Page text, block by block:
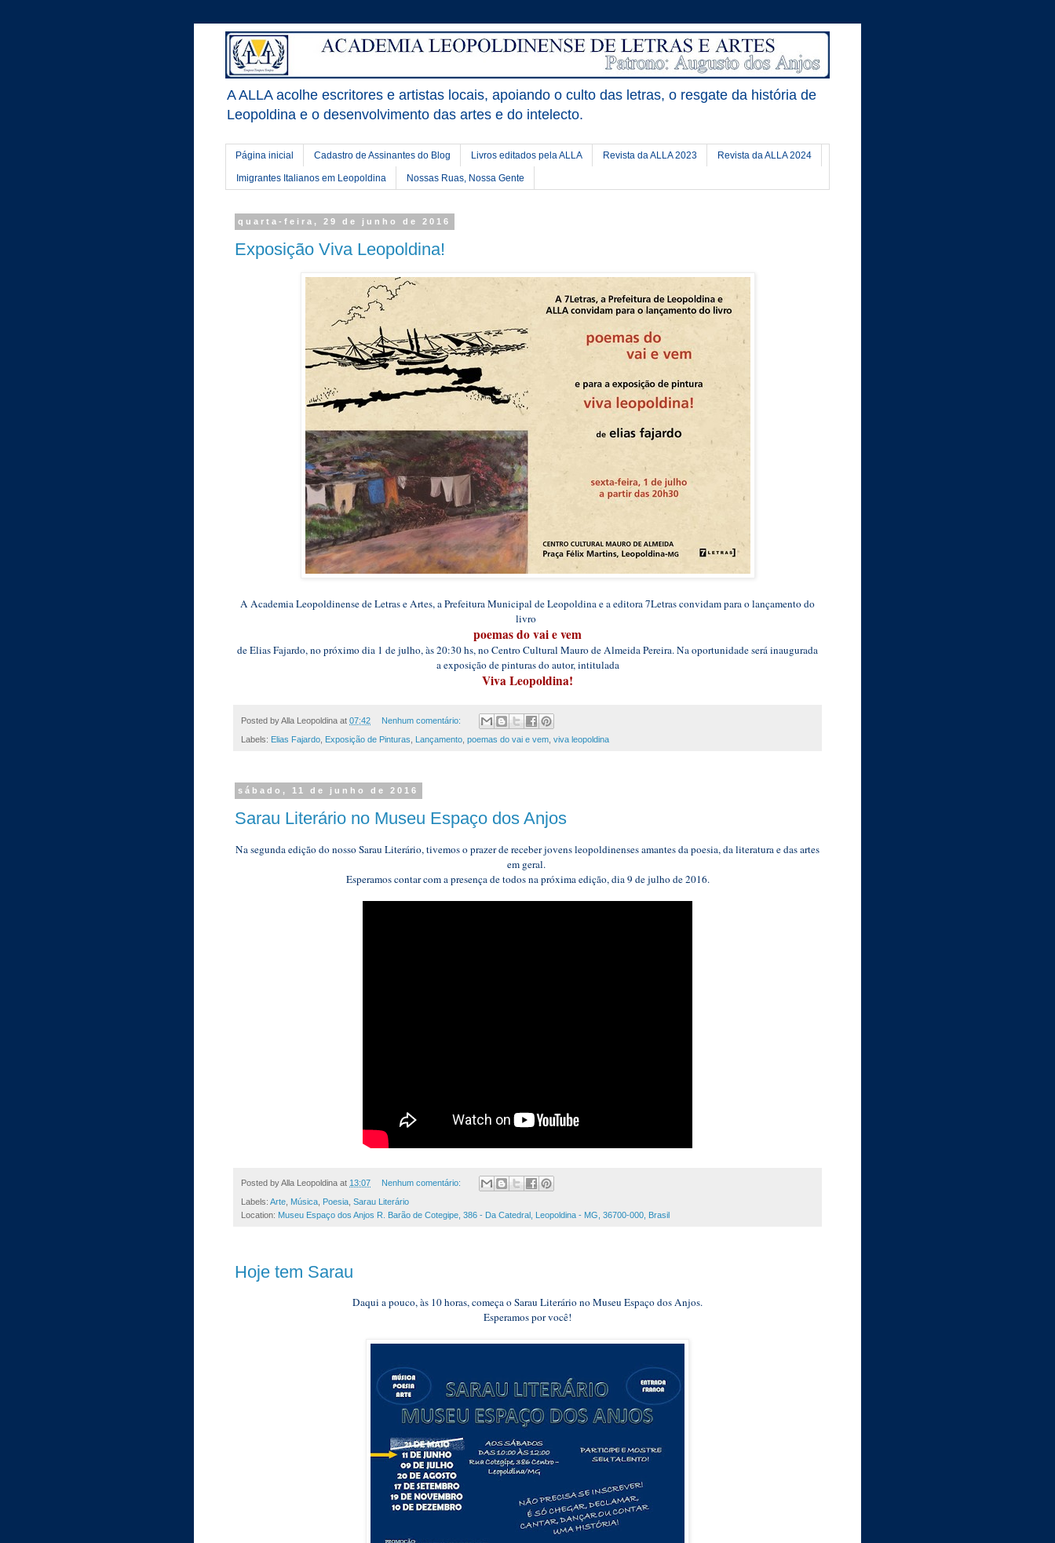
A ALLA acolhe escritores e artistas locais, apoiando o culto das letras, o resgate da história de
Leopoldina e o desenvolvimento das artes e do intelecto.
Página inicial Cadastro de Assinantes do Blog Livros editados pela ALLA Revista da ALLA 2023 Revista da ALLA 2024
Imigrantes Italianos em Leopoldina Nossas Ruas, Nossa Gente
quarta-feira, 29 de junho de 2016
Exposição Viva Leopoldina!
A Academia Leopoldinense de Letras e Artes, a Prefeitura Municipal de Leopoldina e a editora 7Letras convidam para o lançamento do
livro
poemas do vai e vem
de Elias Fajardo, no próximo dia 1 de julho, às 20:30 hs, no Centro Cultural Mauro de Almeida Pereira. Na oportunidade será inaugurada
a exposição de pinturas do autor, intitulada
Viva Leopoldina!
Posted byAlla Leopoldina at 07:42 Nenhum comentário:
Labels: Elias Fajardo Exposição de Pinturas Lançamento poemas do vai e vem viva leopoldina
sábado, 11 de junho de 2016
Sarau Literário no Museu Espaço dos Anjos
Na segunda edição do nosso Sarau Literário, tivemos o prazer de receber jovens leopoldinenses amantes da poesia, da literatura e das artes
em geral.
Esperamos contar com a presença de todos na próxima edição, dia 9 de julho de 2016.
Posted byAlla Leopoldina at 13:07 Nenhum comentário:
Labels: Arte Música Poesia Sarau Literário
Location: Museu Espaço dos Anjos R. Barão de Cotegipe, 386 - Da Catedral, Leopoldina - MG, 36700-000, Brasil
Hoje tem Sarau
Daqui a pouco, às 10 horas, começa o Sarau Literário no Museu Espaço dos Anjos.
Esperamos por você!